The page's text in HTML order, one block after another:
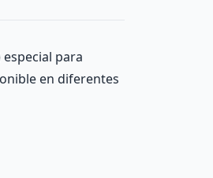
especial para
en diferentes